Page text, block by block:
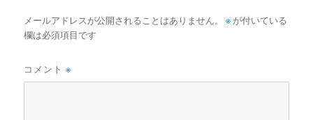
メールアドレスが公開されることはありません。 ※ が付いている
欄は必須項目です
コメント※